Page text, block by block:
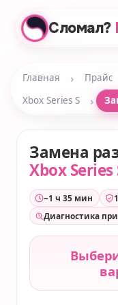
Сломал?
Главная › Прайс
Xbox Series S ›
Замена
Xbox Series
~1 ч 35 мин
Диагностика